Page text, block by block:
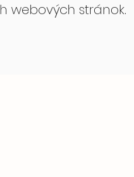
webových stránok.